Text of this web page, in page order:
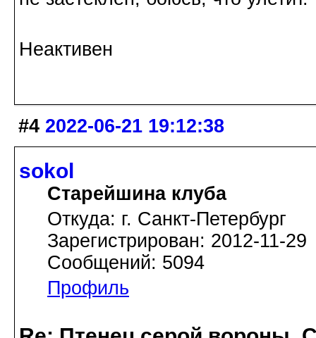
Неактивен
#4 2022-06-21 19:12:38
sokol
Старейшина клуба
Откуда: г. Санкт-Петербург
Зарегистрирован: 2012-11-29
Сообщений: 5094
Профиль